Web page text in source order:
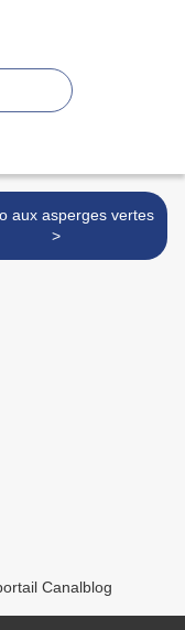
aux asperges vertes
>
Canalblog